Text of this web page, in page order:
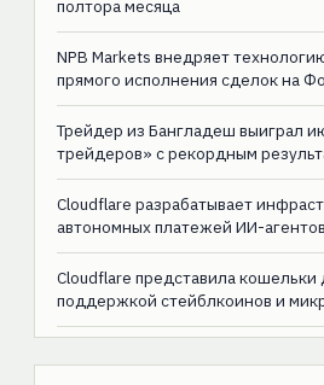
полтора месяца
NPB Markets внедряет
прямого исполнения сделок на
Трейдер из Бангладеш выиграл
трейдеров» с рекордным
Cloudflare разрабатывает
автономных платежей ИИ-
Cloudflare представила кошельки
поддержкой стейблкоинов и